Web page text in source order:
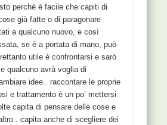
perchè è facile che capiti di
già fatte o di paragonare
a qualcuno nuovo, e così
se è a portata di mano, può
utile è confrontarsi e sarò
qualcuno avrà voglia di
idee.. raccontare le proprie
e trattamento è un po’ mettersi
capita di pensare delle cose e
capita anche di scegliere dei